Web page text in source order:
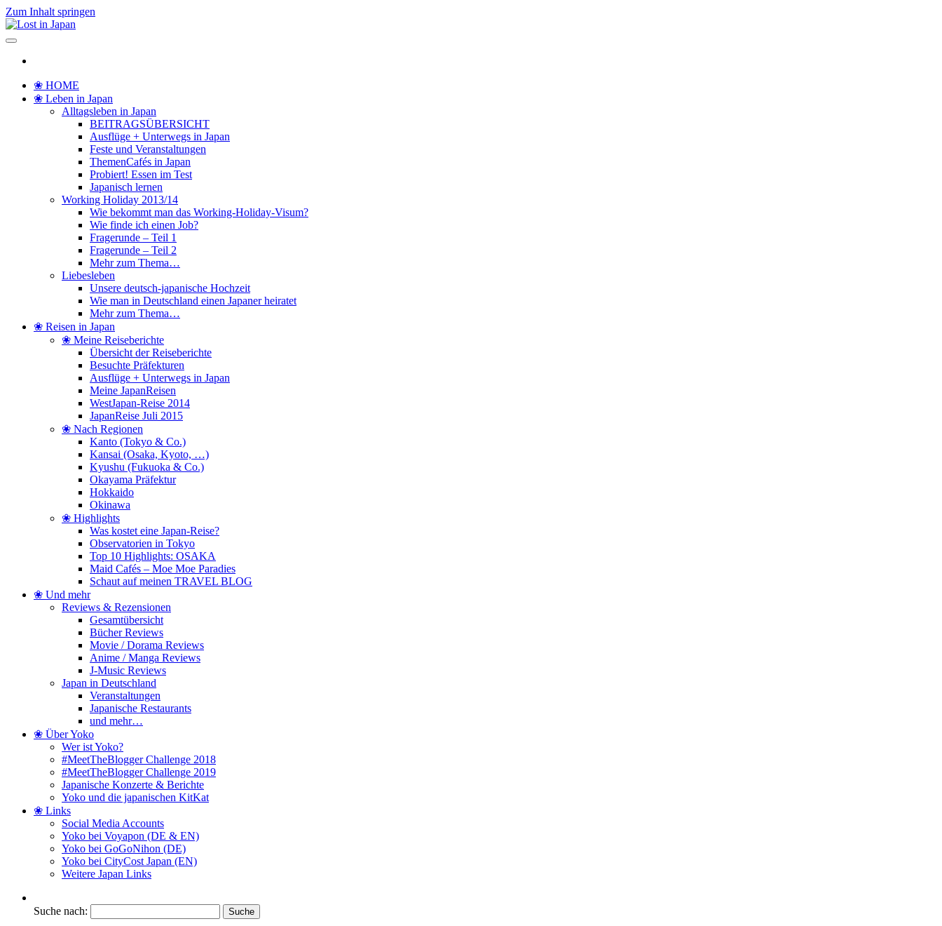
Zum Inhalt springen
❀ HOME
❀ Leben in Japan
Alltagsleben in Japan
BEITRAGSÜBERSICHT
Ausflüge + Unterwegs in Japan
Feste und Veranstaltungen
ThemenCafés in Japan
Probiert! Essen im Test
Japanisch lernen
Working Holiday 2013/14
Wie bekommt man das Working-Holiday-Visum?
Wie finde ich einen Job?
Fragerunde – Teil 1
Fragerunde – Teil 2
Mehr zum Thema…
Liebesleben
Unsere deutsch-japanische Hochzeit
Wie man in Deutschland einen Japaner heiratet
Mehr zum Thema…
❀ Reisen in Japan
❀ Meine Reiseberichte
Übersicht der Reiseberichte
Besuchte Präfekturen
Ausflüge + Unterwegs in Japan
Meine JapanReisen
WestJapan-Reise 2014
JapanReise Juli 2015
❀ Nach Regionen
Kanto (Tokyo & Co.)
Kansai (Osaka, Kyoto, …)
Kyushu (Fukuoka & Co.)
Okayama Präfektur
Hokkaido
Okinawa
❀ Highlights
Was kostet eine Japan-Reise?
Observatorien in Tokyo
Top 10 Highlights: OSAKA
Maid Cafés – Moe Moe Paradies
Schaut auf meinen TRAVEL BLOG
❀ Und mehr
Reviews & Rezensionen
Gesamtübersicht
Bücher Reviews
Movie / Dorama Reviews
Anime / Manga Reviews
J-Music Reviews
Japan in Deutschland
Veranstaltungen
Japanische Restaurants
und mehr…
❀ Über Yoko
Wer ist Yoko?
#MeetTheBlogger Challenge 2018
#MeetTheBlogger Challenge 2019
Japanische Konzerte & Berichte
Yoko und die japanischen KitKat
❀ Links
Social Media Accounts
Yoko bei Voyapon (DE & EN)
Yoko bei GoGoNihon (DE)
Yoko bei CityCost Japan (EN)
Weitere Japan Links
Suche nach: